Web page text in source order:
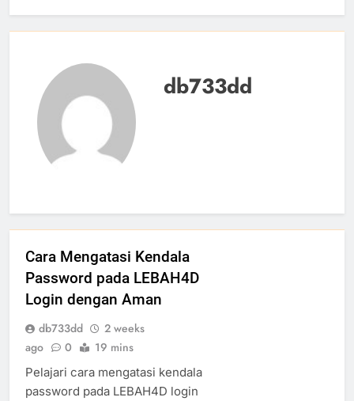
db733dd
Cara Mengatasi Kendala
Password pada LEBAH4D
Login dengan Aman
db733dd
2 weeks
ago
0 19 mins
Pelajari cara mengatasi kendala
password pada LEBAH4D login